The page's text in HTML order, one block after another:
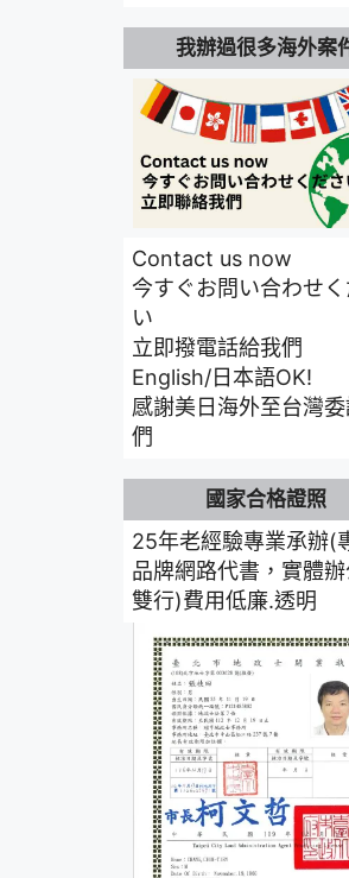
我辦過很多海外案
Contact us now
今すぐお問い合わせく
い
立即撥電話給我們
English/日本語OK!
感謝美日海外至台灣
們
國家合格證照
25年老經驗專業承辦(
品牌網路代書，實體
雙行)費用低廉.透明